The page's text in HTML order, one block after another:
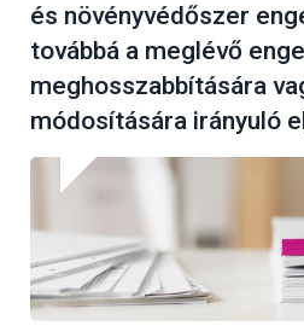
és növényvédőszer
továbbá a meglévő
meghosszabbítására
módosítására irányuló